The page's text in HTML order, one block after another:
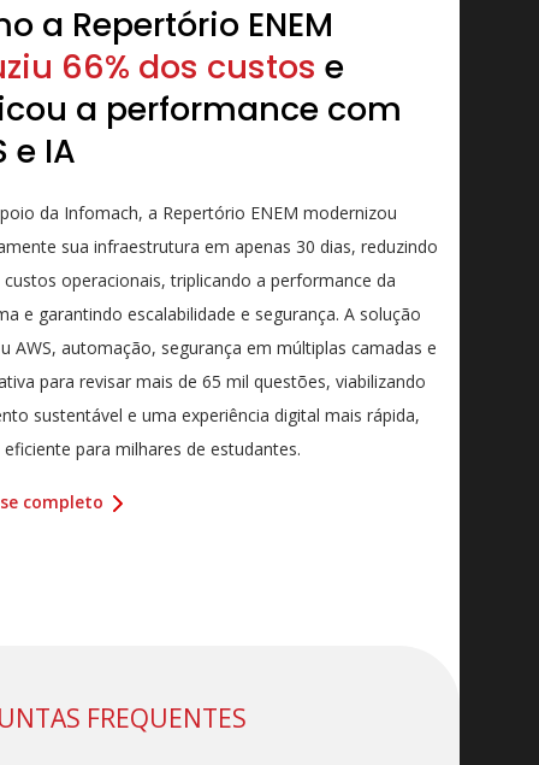
a Repertório ENEM
66% dos custos e
a performance com
e IA
da Infomach, a Repertório ENEM modernizou
sua infraestrutura em apenas 30 dias, reduzindo
custos operacionais, triplicando a performance da
e garantindo escalabilidade e segurança. A solução
AWS, automação, segurança em múltiplas camadas e
para revisar mais de 65 mil questões, viabilizando
sustentável e uma experiência digital mais rápida,
eficiente para milhares de estudantes.
completo
FREQUENTES